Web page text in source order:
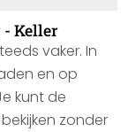
- Keller
vaker. In
en op
kunt de
zonder